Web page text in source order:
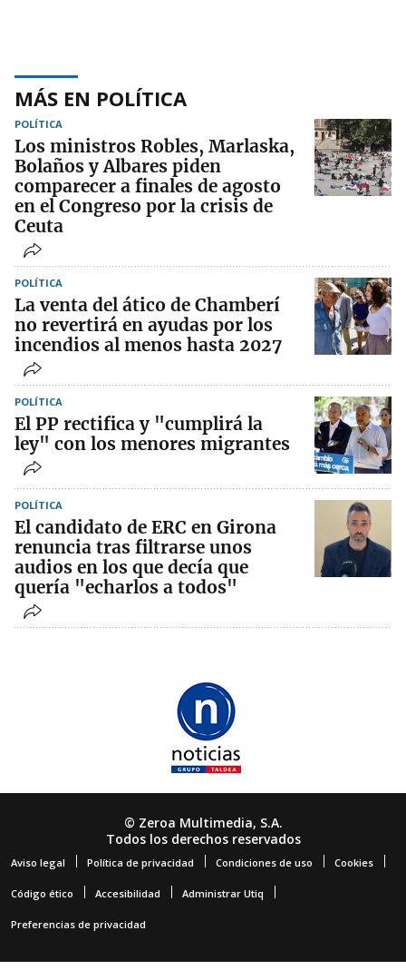
MÁS EN POLÍTICA
POLÍTICA
Los ministros Robles, Marlaska,
Bolaños y Albares piden
comparecer a finales de agosto
en el Congreso por la crisis de
Ceuta
POLÍTICA
La venta del ático de Chamberí
no revertirá en ayudas por los
incendios al menos hasta 2027
POLÍTICA
El PP rectifica y "cumplirá la
ley" con los menores migrantes
POLÍTICA
El candidato de ERC en Girona
renuncia tras filtrarse unos
audios en los que decía que
quería "echarlos a todos"
© Zeroa Multimedia, S.A.
Todos los derechos reservados
Aviso legal Política de privacidad Condiciones de uso Cookies
Código ético Accesibilidad Administrar Utiq
Preferencias de privacidad